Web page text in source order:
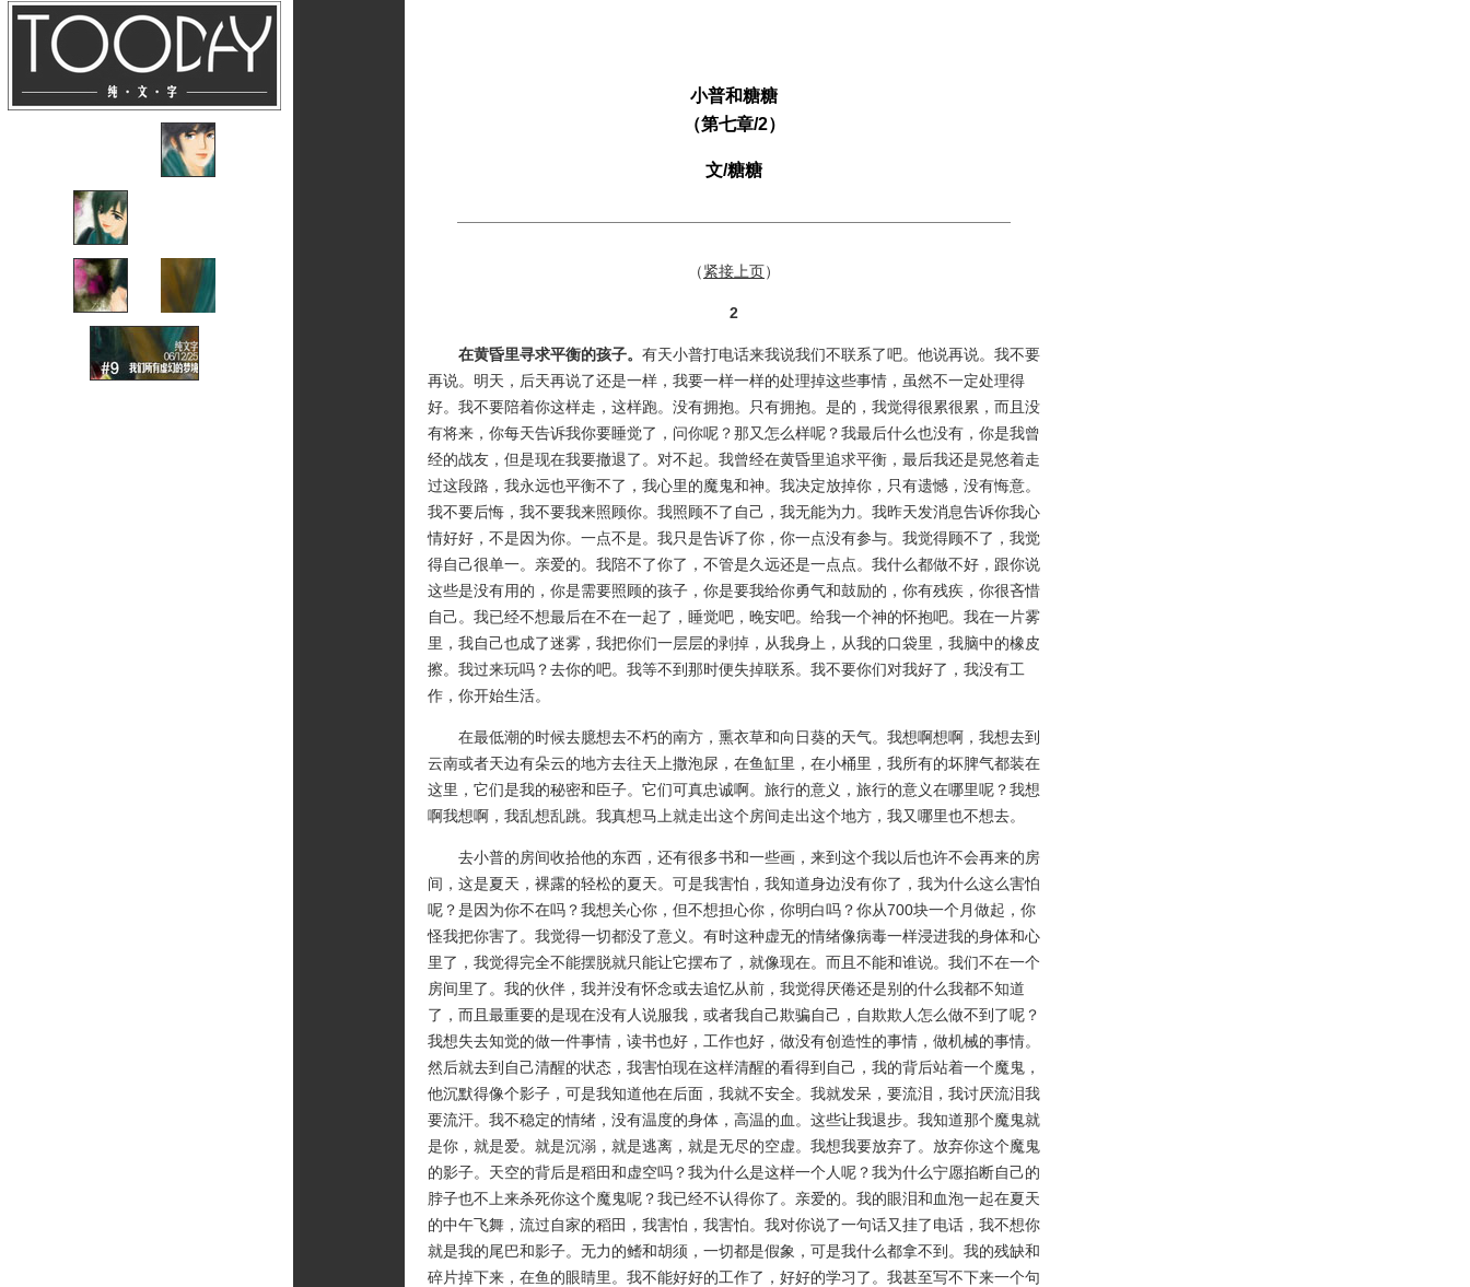
小普和糖糖
（第七章/2）
文/糖糖
（紧接上页）
2
在黄昏里寻求平衡的孩子。 有天小普打电话来我说我们不联系了吧。他说再说。我不要
再说。明天，后天再说了还是一样，我要一样一样的处理掉这些事情，虽然不一定处理得
好。我不要陪着你这样走，这样跑。没有拥抱。只有拥抱。是的，我觉得很累很累，而且没
有将来，你每天告诉我你要睡觉了，问你呢？那又怎么样呢？我最后什么也没有，你是我曾
经的战友，但是现在我要撤退了。对不起。我曾经在黄昏里追求平衡，最后我还是晃悠着走
过这段路，我永远也平衡不了，我心里的魔鬼和神。我决定放掉你，只有遗憾，没有悔意。
我不要后悔，我不要我来照顾你。我照顾不了自己，我无能为力。我昨天发消息告诉你我心
情好好，不是因为你。一点不是。我只是告诉了你，你一点没有参与。我觉得顾不了，我觉
得自己很单一。亲爱的。我陪不了你了，不管是久远还是一点点。我什么都做不好，跟你说
这些是没有用的，你是需要照顾的孩子，你是要我给你勇气和鼓励的，你有残疾，你很吝惜
自己。我已经不想最后在不在一起了，睡觉吧，晚安吧。给我一个神的怀抱吧。我在一片雾
里，我自己也成了迷雾，我把你们一层层的剥掉，从我身上，从我的口袋里，我脑中的橡皮
擦。我过来玩吗？去你的吧。我等不到那时便失掉联系。我不要你们对我好了，我没有工
作，你开始生活。
在最低潮的时候去臆想去不朽的南方，熏衣草和向日葵的天气。我想啊想啊，我想去到
云南或者天边有朵云的地方去往天上撒泡尿，在鱼缸里，在小桶里，我所有的坏脾气都装在
这里，它们是我的秘密和臣子。它们可真忠诚啊。旅行的意义，旅行的意义在哪里呢？我想
啊我想啊，我乱想乱跳。我真想马上就走出这个房间走出这个地方，我又哪里也不想去。
去小普的房间收拾他的东西，还有很多书和一些画，来到这个我以后也许不会再来的房
间，这是夏天，裸露的轻松的夏天。可是我害怕，我知道身边没有你了，我为什么这么害怕
呢？是因为你不在吗？我想关心你，但不想担心你，你明白吗？你从700块一个月做起，你
怪我把你害了。我觉得一切都没了意义。有时这种虚无的情绪像病毒一样浸进我的身体和心
里了，我觉得完全不能摆脱就只能让它摆布了，就像现在。而且不能和谁说。我们不在一个
房间里了。我的伙伴，我并没有怀念或去追忆从前，我觉得厌倦还是别的什么我都不知道
了，而且最重要的是现在没有人说服我，或者我自己欺骗自己，自欺欺人怎么做不到了呢？
我想失去知觉的做一件事情，读书也好，工作也好，做没有创造性的事情，做机械的事情。
然后就去到自己清醒的状态，我害怕现在这样清醒的看得到自己，我的背后站着一个魔鬼，
他沉默得像个影子，可是我知道他在后面，我就不安全。我就发呆，要流泪，我讨厌流泪我
要流汗。我不稳定的情绪，没有温度的身体，高温的血。这些让我退步。我知道那个魔鬼就
是你，就是爱。就是沉溺，就是逃离，就是无尽的空虚。我想我要放弃了。放弃你这个魔鬼
的影子。天空的背后是稻田和虚空吗？我为什么是这样一个人呢？我为什么宁愿掐断自己的
脖子也不上来杀死你这个魔鬼呢？我已经不认得你了。亲爱的。我的眼泪和血泡一起在夏天
的中午飞舞，流过自家的稻田，我害怕，我害怕。我对你说了一句话又挂了电话，我不想你
就是我的尾巴和影子。无力的鳍和胡须，一切都是假象，可是我什么都拿不到。我的残缺和
碎片掉下来，在鱼的眼睛里。我不能好好的工作了，好好的学习了。我甚至写不下来一个句